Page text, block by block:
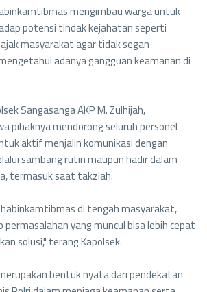
mengimbau warga untuk
potensi tindak kejahatan seperti
masyarakat agar tidak segan
adanya gangguan keamanan di
Sangasanga AKP M. Zulhijah,
pihaknya mendorong seluruh personel
aktif menjalin komunikasi dengan
sambang rutin maupun hadir dalam
termasuk saat takziah.
di tengah masyarakat,
yang muncul bisa lebih cepat
solusi," terang Kapolsek.
bentuk nyata dari pendekatan